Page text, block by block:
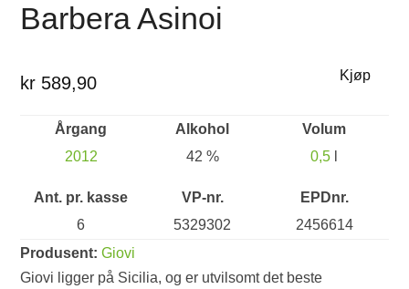
Barbera Asinoi
kr 589,90 Kjøp
Årgang
2012
Alkohol
42 %
Volum
0,5
Ant. pr. kasse
6
VP-nr.
5329302
EPDnr.
2456614
Produsent:Giovi
Giovi ligger på Sicilia, og er utvilsomt det beste